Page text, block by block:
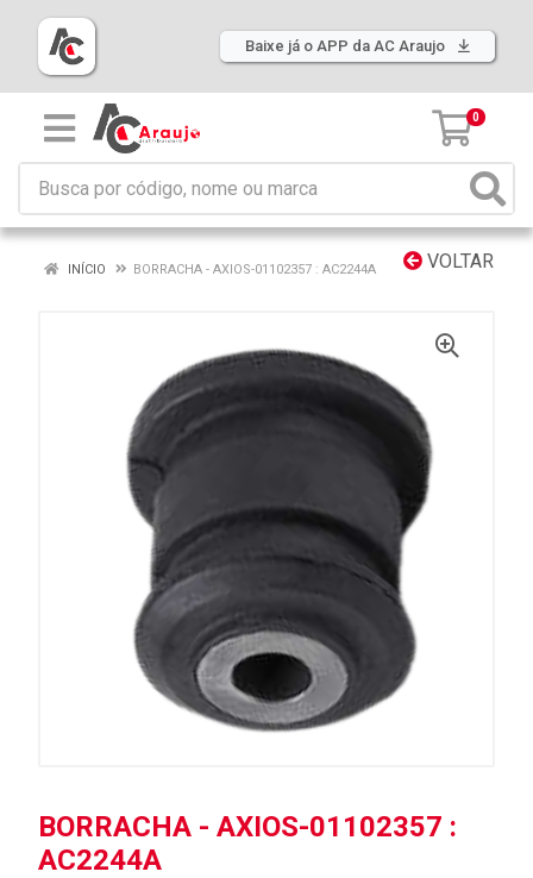
Baixe já o APP da AC Araujo
0
VOLTAR
INÍCIO BORRACHA - AXIOS-01102357 : AC2244A
BORRACHA - AXIOS-01102357 :
AC2244A